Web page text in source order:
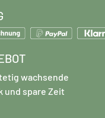
wachsende
und spare Zeit